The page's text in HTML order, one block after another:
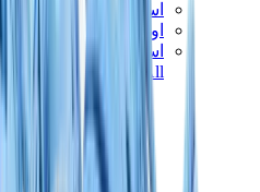
اسيكس جل-1130
اونيتسوكا تايغر مكسيكو 66
اسيكس جل-نيمبوس
View All
اسيكس